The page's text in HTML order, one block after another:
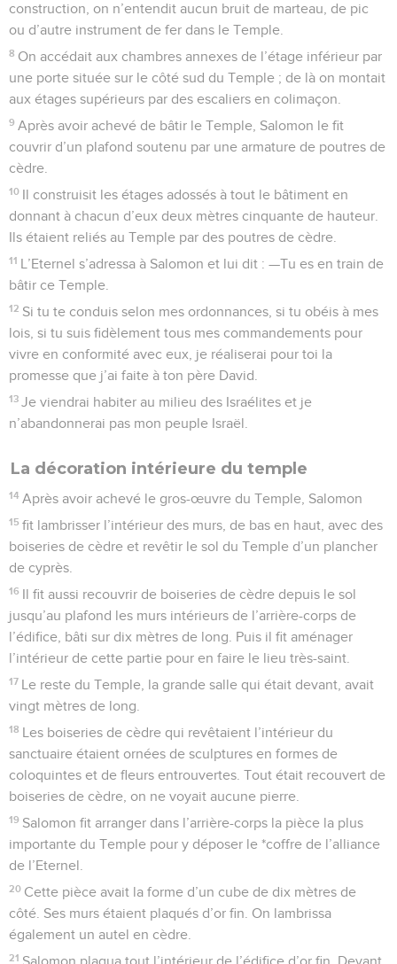
construction, on n’entendit aucun bruit de marteau, de pic
ou d’autre instrument de fer dans le Temple.
8 On accédait aux chambres annexes de l’étage inférieur par
une porte située sur le côté sud du Temple ; de là on montait
aux étages supérieurs par des escaliers en colimaçon.
9 Après avoir achevé de bâtir le Temple, Salomon le fit
couvrir d’un plafond soutenu par une armature de poutres de
cèdre.
10 Il construisit les étages adossés à tout le bâtiment en
donnant à chacun d’eux deux mètres cinquante de hauteur.
Ils étaient reliés au Temple par des poutres de cèdre.
11 L’Eternel s’adressa à Salomon et lui dit : —Tu es en train de
bâtir ce Temple.
12 Si tu te conduis selon mes ordonnances, si tu obéis à mes
lois, si tu suis fidèlement tous mes commandements pour
vivre en conformité avec eux, je réaliserai pour toi la
promesse que j’ai faite à ton père David.
13 Je viendrai habiter au milieu des Israélites et je
n’abandonnerai pas mon peuple Israël.
La décoration intérieure du temple
14 Après avoir achevé le gros-œuvre du Temple, Salomon
15 fit lambrisser l’intérieur des murs, de bas en haut, avec des
boiseries de cèdre et revêtir le sol du Temple d’un plancher
de cyprès.
16 Il fit aussi recouvrir de boiseries de cèdre depuis le sol
jusqu’au plafond les murs intérieurs de l’arrière-corps de
l’édifice, bâti sur dix mètres de long. Puis il fit aménager
l’intérieur de cette partie pour en faire le lieu très-saint.
17 Le reste du Temple, la grande salle qui était devant, avait
vingt mètres de long.
18 Les boiseries de cèdre qui revêtaient l’intérieur du
sanctuaire étaient ornées de sculptures en formes de
coloquintes et de fleurs entrouvertes. Tout était recouvert de
boiseries de cèdre, on ne voyait aucune pierre.
19 Salomon fit arranger dans l’arrière-corps la pièce la plus
importante du Temple pour y déposer le *coffre de l’alliance
de l’Eternel.
20 Cette pièce avait la forme d’un cube de dix mètres de
côté. Ses murs étaient plaqués d’or fin. On lambrissa
également un autel en cèdre.
21 Salomon plaqua tout l’intérieur de l’édifice d’or fin. Devant